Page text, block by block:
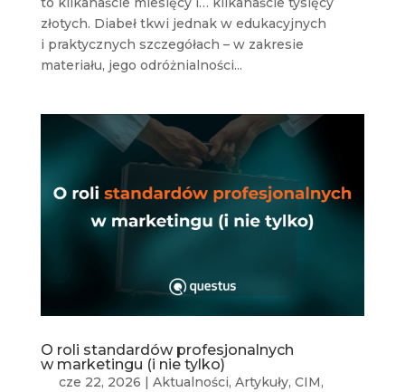
złotych. Diabeł tkwi jednak w edukacyjnych
i praktycznych szczegółach – w zakresie
materiału, jego odróżnialności...
O roli standardów profesjonalnych
w marketingu (i nie tylko)
cze 22, 2026 Aktualności, Artykuły, CIM,